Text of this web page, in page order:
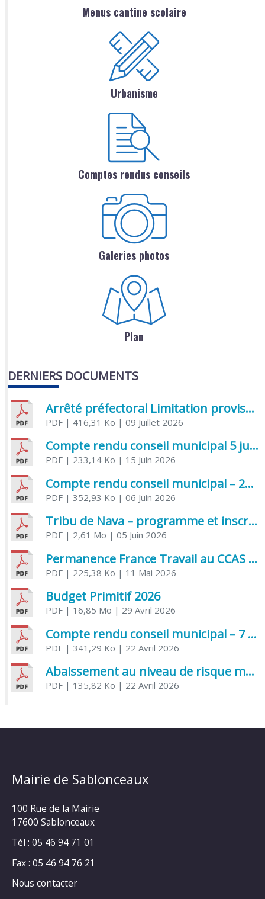
Menus cantine scolaire
Urbanisme
Comptes rendus conseils
Galeries photos
Plan
DERNIERS DOCUMENTS
Arrêté préfectoral Limitation provisoire des usages de l’eau
PDF| 416,31 Ko | 09 Juillet 2026
Compte rendu conseil municipal 5 juin 2026 sénatoriale
PDF| 233,14 Ko | 15 Juin 2026
Compte rendu conseil municipal – 21 avril 2026
PDF| 352,93 Ko | 06 Juin 2026
Tribu de Nava – programme et inscriptions été 2026
PDF| 2,61 Mo | 05 Juin 2026
Permanence France Travail au CCAS de Saujon Juin 2026
PDF| 225,38 Ko | 11 Mai 2026
Budget Primitif 2026
PDF| 16,85 Mo | 29 Avril 2026
Compte rendu conseil municipal – 7 avril 2026
PDF| 341,29 Ko | 22 Avril 2026
Abaissement au niveau de risque modéré de l’Influenza aviaire
PDF| 135,82 Ko | 22 Avril 2026
Mairie de Sablonceaux
100 Rue de la Mairie
17600 Sablonceaux
Tél : 05 46 94 71 01
Fax : 05 46 94 76 21
Nous contacter